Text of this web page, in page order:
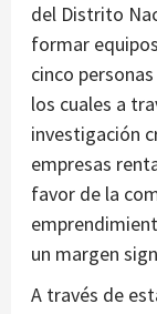
del Distrito
formar
cinco
los cuales a
investigación
empresas
favor de la
un margen
A través de